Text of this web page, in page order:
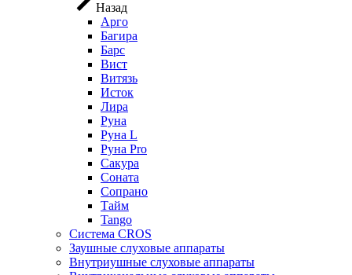
Назад
Арго
Багира
Барс
Вист
Витязь
Исток
Лира
Руна
Руна L
Руна Pro
Сакура
Соната
Сопрано
Тайм
Tango
Система CROS
Заушные слуховые аппараты
Внутриушные слуховые аппараты